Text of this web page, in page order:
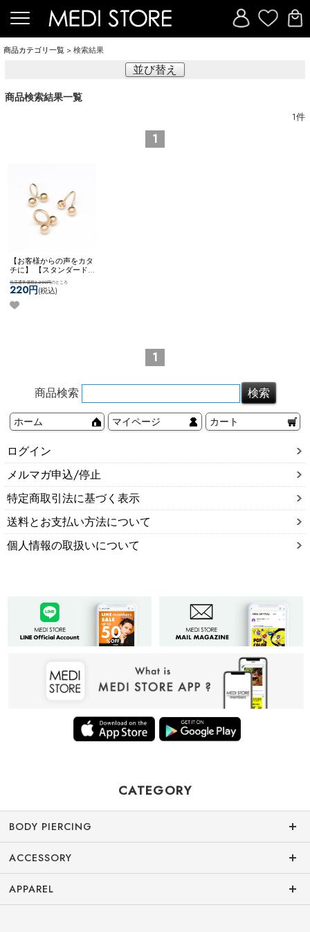
商品カテゴリ一覧 > 検索結果
並び替え
商品検索結果一覧
1件
1
【お客様からの声をカタ
チに】 【スタンダード】
チタンコーティング ボデ
ィピアス ピアス スパイラ
ル ツイスト カスタム ア
レンジ 両ネジ ネコポス
当店通常価格2,200円のところ
220円(税込)
1
商品検索
ホーム マイページ カート
ログイン
メルマガ申込/停止
特定商取引法に基づく表示
送料とお支払い方法について
個人情報の取扱いについて
CATEGORY
BODY PIERCING
ACCESSORY
APPAREL